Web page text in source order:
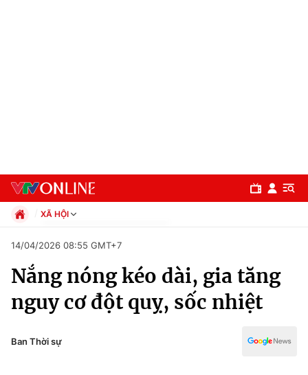
Chuyên mục
Chính trị
XÃ HỘI
Xã hội
Pháp luật
Kinh tế
Thể thao
Văn hóa - Giải trí
14/04/2026 08:55 GMT+7
Nắng nóng kéo dài, gia tăng
nguy cơ đột quỵ, sốc nhiệt
Ban Thời sự